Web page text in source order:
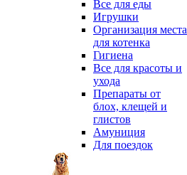
Все для еды
Игрушки
Организация места
для котенка
Гигиена
Все для красоты и
ухода
Препараты от
блох, клещей и
глистов
Амуниция
Для поездок